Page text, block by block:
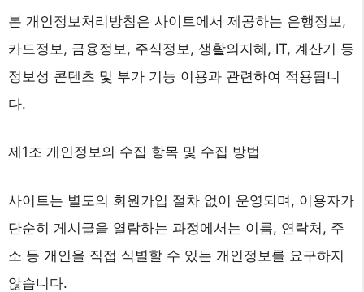
본 개인정보처리방침은 사이트에서 제공하는 은행정보,
카드정보, 금융정보, 주식정보, 생활의지혜, IT, 계산기 등
정보성 콘텐츠 및 부가 기능 이용과 관련하여 적용됩니
다.
제1조 개인정보의 수집 항목 및 수집 방법
사이트는 별도의 회원가입 절차 없이 운영되며, 이용자가
단순히 게시글을 열람하는 과정에서는 이름, 연락처, 주
소 등 개인을 직접 식별할 수 있는 개인정보를 요구하지
않습니다.